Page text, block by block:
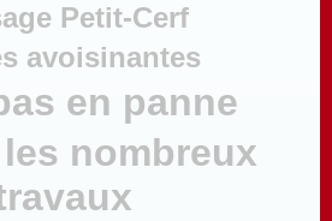
Petit-Cerf
avoisinantes
en panne
nombreux